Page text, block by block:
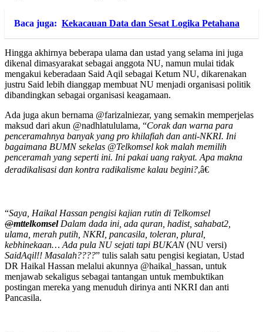
Baca juga: Kekacauan Data dan Sesat Logika Petahana
Hingga akhirnya beberapa ulama dan ustad yang selama ini juga
dikenal dimasyarakat sebagai anggota NU, namun mulai tidak
mengakui keberadaan Said Aqil sebagai Ketum NU, dikarenakan
justru Said lebih dianggap membuat NU menjadi organisasi politik
dibandingkan sebagai organisasi keagamaan.
Ada juga akun bernama @farizalniezar, yang semakin memperjelas
maksud dari akun @nadhlatululama, “Corak dan warna para
penceramahnya banyak yang pro khilafiah dan anti-NKRI. Ini
bagaimana BUMN sekelas @Telkomsel kok malah memilih
penceramah yang seperti ini. Ini pakai uang rakyat. Apa makna
deradikalisasi dan kontra radikalisme kalau begini?,â€
“Saya, Haikal Hassan pengisi kajian rutin di Telkomsel
@mttelkomselDalam dada ini, ada quran, hadist, sahabat2,
ulama, merah putih, NKRI, pancasila, toleran, plural,
kebhinekaan… Ada pula NU sejati tapi BUKAN(NU versi)
SaidAqil!! Masalah????” tulis salah satu pengisi kegiatan, Ustad
DR Haikal Hassan melalui akunnya @haikal_hassan, untuk
menjawab sekaligus sebagai tantangan untuk membuktikan
postingan mereka yang menuduh dirinya anti NKRI dan anti
Pancasila.